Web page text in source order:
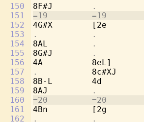
150
151
152
153
154
155
156
157
158
159
160
161
162
8F#J
.
=19         =19
4G#X        [2e
.           .
8AL
.
8G#J
.
4A
.
8B-L
8AJ
.
=20         =20
4Bn         [2g
.           .